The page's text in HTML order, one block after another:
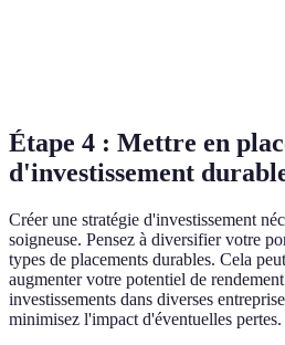
Étape 4 : Mettre en
d'investissement
Créer une stratégie d'investissement
soigneuse. Pensez à diversifier votre
types de placements durables. Cela
augmenter votre potentiel de
investissements dans diverses
minimisez l'impact d'éventuelles pertes.